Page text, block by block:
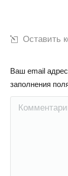
Оставить
Ваш email
заполнения